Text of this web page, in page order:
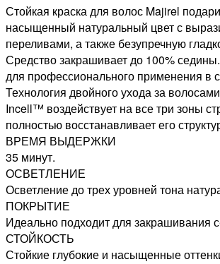
ШАТЕН
ГЛУБОКИЙ,
50мл
Стойкая краска для волос Majirel
насыщенный натуральный цвет с
переливами, а также безупречную
Средство закрашивает до 100%
для профессионального применения в
Технология двойного ухода за
Incell™ воздействует на все три зоны
полностью восстанавливает его
ВРЕМЯ ВЫДЕРЖКИ
35 минут.
ОСВЕТЛЕНИЕ
Осветление до трех уровней тона
ПОКРЫТИЕ
Идеально подходит для закрашивания
СТОЙКОСТЬ
Стойкие глубокие и насыщенные